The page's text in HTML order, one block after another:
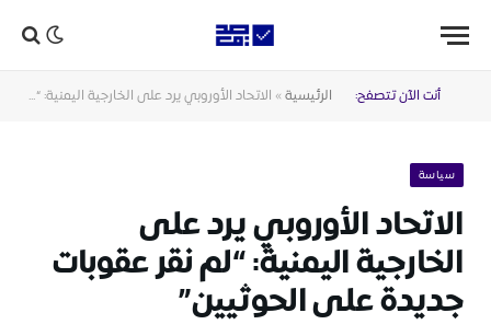
أنت الآن تتصفح: الرئيسية » الاتحاد الأوروبي يرد على الخارجية اليمنية: “لم نقر عقوبات جديدة على الحوثيين”
سياسة
الاتحاد الأوروبي يرد على
الخارجية اليمنية: “لم نقر عقوبات
جديدة على الحوثيين”